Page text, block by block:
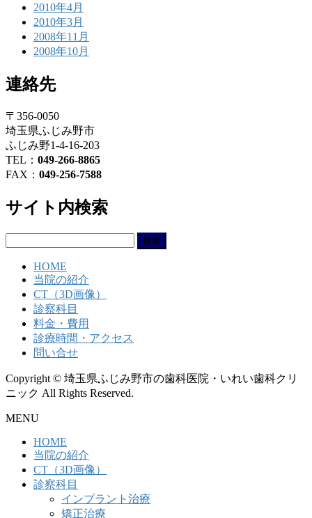
2010年4月
2010年3月
2008年11月
2008年10月
連絡先
〒356-0050
埼玉県ふじみ野市
ふじみ野1-4-16-203
TEL： 049-266-8865
FAX： 049-256-7588
サイト内検索
HOME
当院の紹介
CT（3D画像）
診察科目
料金・費用
診療時間・アクセス
問い合せ
Copyright © 埼玉県ふじみ野市の歯科医院・いれい歯科クリ
ニック All Rights Reserved.
MENU
HOME
当院の紹介
CT（3D画像）
診察科目
インプラント治療
矯正治療